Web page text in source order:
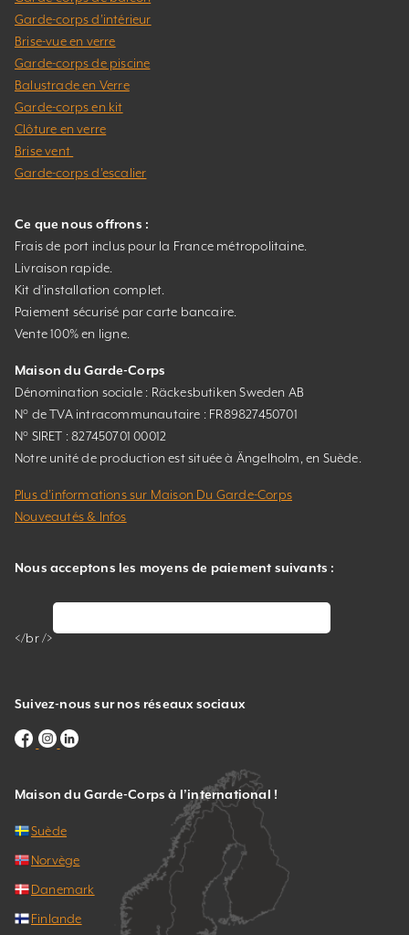
Garde-corps d’intérieur
Brise-vue en verre
Garde-corps de piscine
Balustrade en Verre
Garde-corps en kit
Clôture en verre
Brise vent
Garde-corps d’escalier
Ce que nous offrons :
Frais de port inclus pour la France métropolitaine.
Livraison rapide.
Kit d’installation complet.
Paiement sécurisé par carte bancaire.
Vente 100% en ligne.
Maison du Garde-Corps
Dénomination sociale : Räckesbutiken Sweden AB
N° de TVA intracommunautaire : FR89827450701
N° SIRET : 827450701 00012
Notre unité de production est située à Ängelholm, en Suède.
Plus d’informations sur Maison Du Garde-Corps
Nouveautés & Infos
Nous acceptons les moyens de paiement suivants :
</br />
Suivez-nous sur nos réseaux sociaux
Maison du Garde-Corps à l’international !
Suède
Norvège
Danemark
Finlande